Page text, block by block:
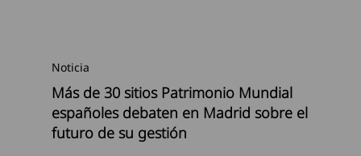
Noticia
Más de 30 sitios Patrimonio Mundial
españoles debaten en Madrid sobre el
futuro de su gestión